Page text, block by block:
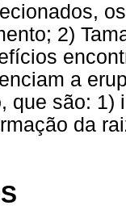
2)
a
que são: 1)
da